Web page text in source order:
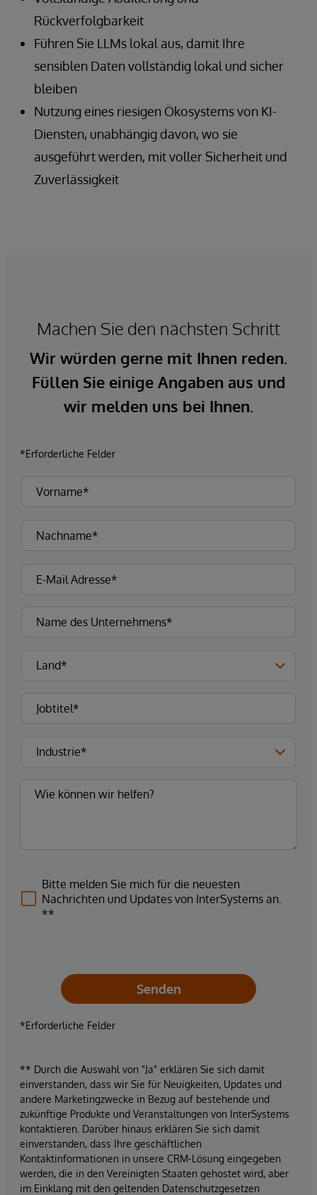
Rückverfolgbarkeit
Führen Sie LLMs lokal aus, damit Ihre
sensiblen Daten vollständig lokal und sicher
bleiben
Nutzung eines riesigen Ökosystems von KI-
Diensten, unabhängig davon, wo sie
ausgeführt werden, mit voller Sicherheit und
Zuverlässigkeit
Machen Sie den nächsten Schritt
Wir würden gerne mit Ihnen reden.
Füllen Sie einige Angaben aus und
wir melden uns bei Ihnen.
*Erforderliche Felder
Bitte melden Sie mich für die neuesten
Nachrichten und Updates von InterSystems an.
**
Senden
*Erforderliche Felder
** Durch die Auswahl von "Ja" erklären Sie sich damit
einverstanden, dass wir Sie für Neuigkeiten, Updates und
andere Marketingzwecke in Bezug auf bestehende und
zukünftige Produkte und Veranstaltungen von InterSystems
kontaktieren. Darüber hinaus erklären Sie sich damit
einverstanden, dass Ihre geschäftlichen
Kontaktinformationen in unsere CRM-Lösung eingegeben
werden, die in den Vereinigten Staaten gehostet wird, aber
im Einklang mit den geltenden Datenschutzgesetzen